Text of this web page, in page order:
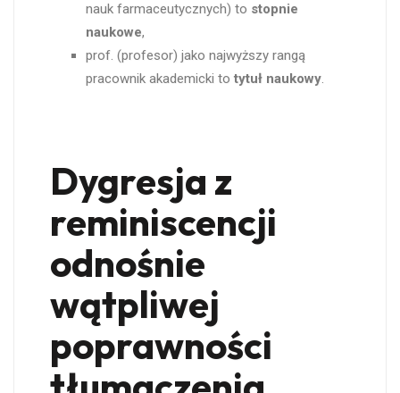
nauk farmaceutycznych) to stopnie
naukowe,
prof. (profesor) jako najwyższy rangą
pracownik akademicki to tytuł naukowy.
Dygresja z
reminiscencji
odnośnie
wątpliwej
poprawności